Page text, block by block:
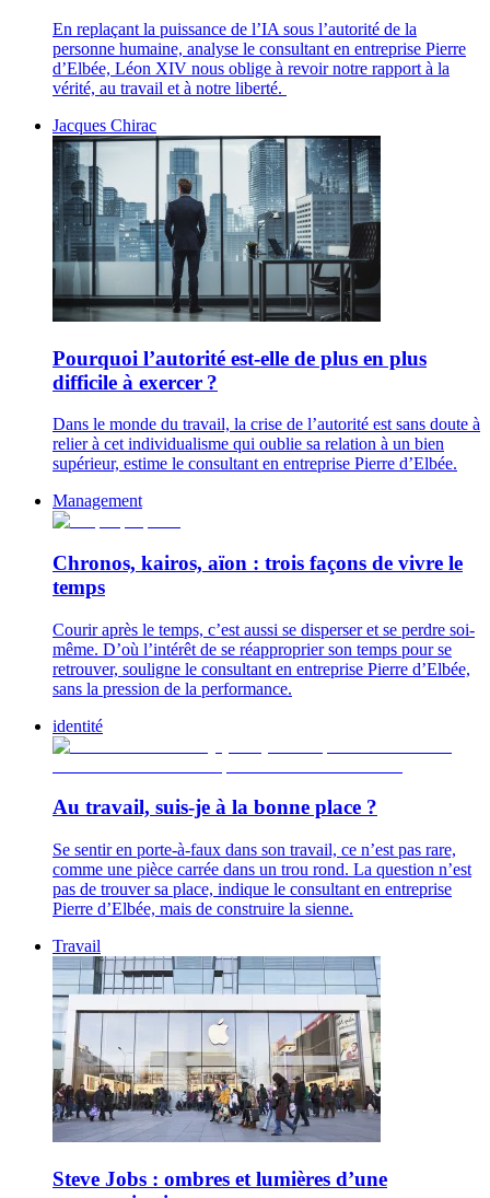
En replaçant la puissance de l’IA sous l’autorité de la
personne humaine, analyse le consultant en entreprise Pierre
d’Elbée, Léon XIV nous oblige à revoir notre rapport à la
vérité, au travail et à notre liberté.
Jacques Chirac
Pourquoi l’autorité est-elle de plus en plus
difficile à exercer ?
Dans le monde du travail, la crise de l’autorité est sans doute à
relier à cet individualisme qui oublie sa relation à un bien
supérieur, estime le consultant en entreprise Pierre d’Elbée.
Management
Chronos, kairos, aïon : trois façons de vivre le
temps
Courir après le temps, c’est aussi se disperser et se perdre soi-
même. D’où l’intérêt de se réapproprier son temps pour se
retrouver, souligne le consultant en entreprise Pierre d’Elbée,
sans la pression de la performance.
identité
Au travail, suis-je à la bonne place ?
Se sentir en porte-à-faux dans son travail, ce n’est pas rare,
comme une pièce carrée dans un trou rond. La question n’est
pas de trouver sa place, indique le consultant en entreprise
Pierre d’Elbée, mais de construire la sienne.
Travail
Steve Jobs : ombres et lumières d’une